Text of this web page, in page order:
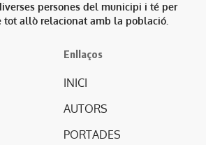
persones del municipi i té per
tot allò relacionat amb la població.
Enllaços
INICI
AUTORS
PORTADES